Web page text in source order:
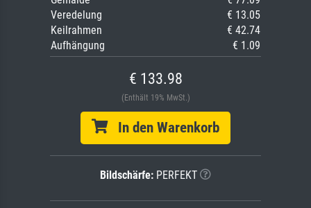
Veredelung
€ 13.05
Keilrahmen
€ 42.74
Aufhängung
€ 1.09
€ 133.98
(Enthält 19% MwSt.)
In den Warenkorb
Bildschärfe: PERFEKT